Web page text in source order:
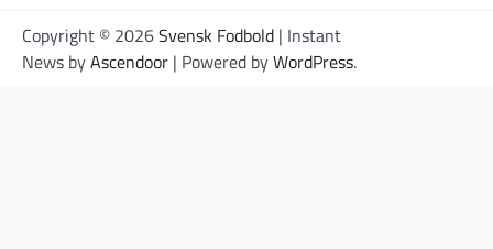
Copyright © 2026Svensk Fodbold | Instant
News byAscendoor | Powered byWordPress.